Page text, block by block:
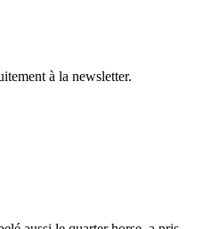
à la newsletter.